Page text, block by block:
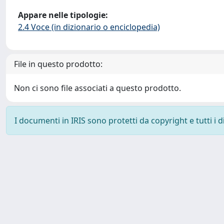
Appare nelle tipologie:
2.4 Voce (in dizionario o enciclopedia)
File in questo prodotto:
Non ci sono file associati a questo prodotto.
I documenti in IRIS sono protetti da copyright e tutti i